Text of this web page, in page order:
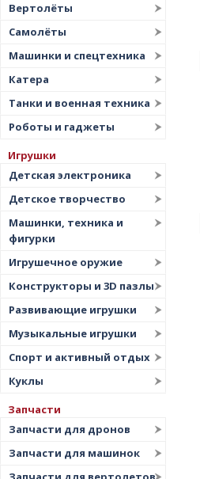
Вертолёты
Самолёты
Машинки и спецтехника
Катера
Танки и военная техника
Роботы и гаджеты
Игрушки
Детская электроника
Детское творчество
Машинки, техника и
фигурки
Игрушечное оружие
Конструкторы и 3D пазлы
Развивающие игрушки
Музыкальные игрушки
Спорт и активный отдых
Куклы
Запчасти
Запчасти для дронов
Запчасти для машинок